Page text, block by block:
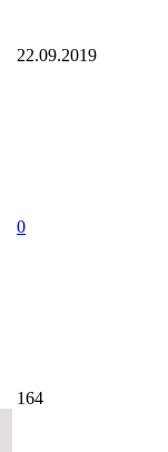
22.09.2019
0
164